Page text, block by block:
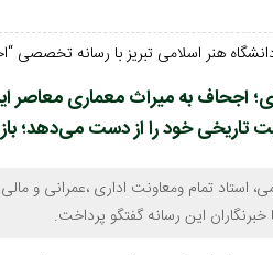
هنر اسلامی تبریز با رسانه تخصصی
اجحاف به میراث معماری معاصر
تاریخی خود را از دست می‌دهد؛
استاد تمام ومعاونت اداری ،عمرانی و
این رسانه گفتگو پرداخت.